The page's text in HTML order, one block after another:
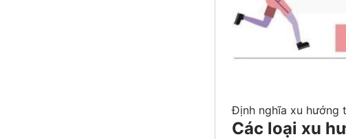
Định nghĩa xu hướng
Các loại xu